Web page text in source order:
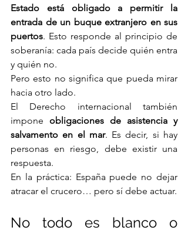
Estado está obligado a permitir la
entrada de un buque extranjero en sus
puertos. Esto responde al principio de
soberanía: cada país decide quién entra
y quién no.
Pero esto no significa que pueda mirar
hacia otro lado.
El Derecho internacional también
impone obligaciones de asistencia y
salvamento en el mar. Es decir, si hay
personas en riesgo, debe existir una
respuesta.
En la práctica: España puede no dejar
atracar el crucero… pero sí debe actuar.
No todo es blanco o